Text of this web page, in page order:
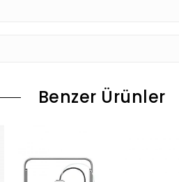
Benzer Ürünler